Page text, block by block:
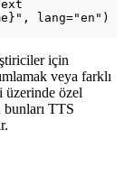
lang="en")
için
veya farklı
üzerinde özel
TTS